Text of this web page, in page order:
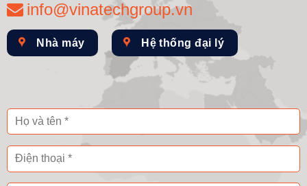
info@vinatechgroup.vn
Nhà máy Hệ thống đại lý